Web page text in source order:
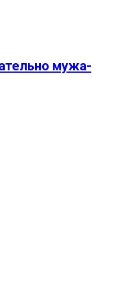
мужа-